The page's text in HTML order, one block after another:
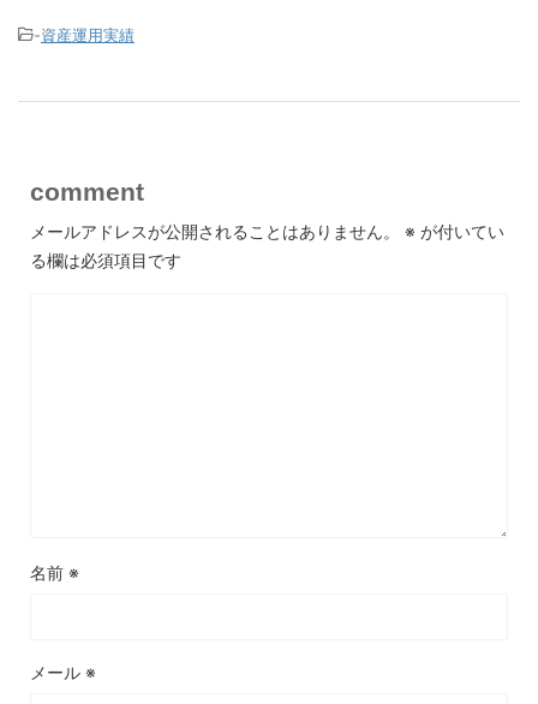
-資産運用実績
comment
メールアドレスが公開されることはありません。 ※ が付いてい
る欄は必須項目です
名前 ※
メール ※